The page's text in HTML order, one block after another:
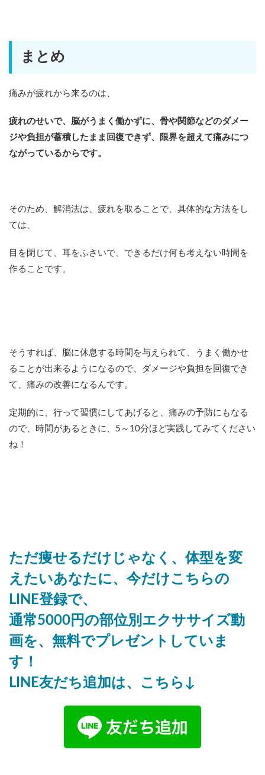
まとめ
痛みが疲れから来るのは、
疲れのせいで、脳がうまく働かずに、骨や関節などのダメー
ジや負担が蓄積したまま回復できず、限界を超えて痛みにつ
ながっているからです。
そのため、解消法は、疲れを取ることで、具体的な方法をし
ては、
目を閉じて、耳をふさいで、できるだけ何も考えない時間を
作ることです。
そうすれば、脳に休息する時間を与えられて、うまく働かせ
ることが出来るようになるので、ダメージや負担を回復でき
て、痛みの改善になるんです。
定期的に、行って習慣にしてあげると、痛みの予防にもなる
ので、時間があるときに、5～10分ほど実践してみてください
ね！
ただ痩せるだけじゃなく、体型を変
えたいあなたに、今だけこちらの
LINE登録で、
通常5000円の部位別エクササイズ動
画を、無料でプレゼントしていま
す！
LINE友だち追加は、こちら↓